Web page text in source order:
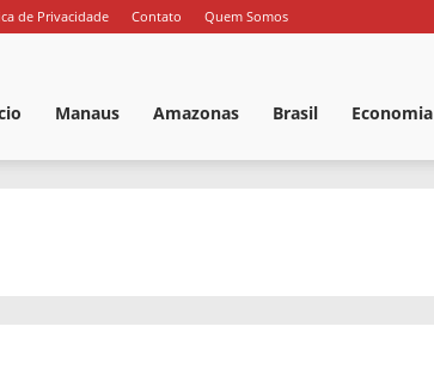
de Privacidade Contato Quem Somos
Manaus Amazonas Brasil Economia